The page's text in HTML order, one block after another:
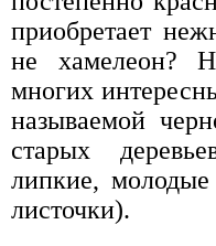
приобретает
не хамелеон?
многих
называемой
старых
липкие,
листочки).